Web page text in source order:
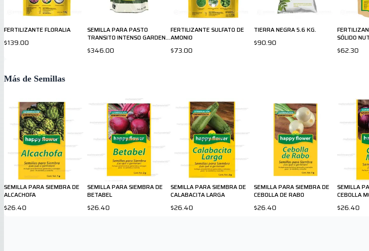
FERTILIZANTE FLORALIA
$139.00
SEMILLA PARA PASTO
TRANSITO INTENSO GARDENS
$346.00
FERTILIZANTE SULFATO DE
AMONIO
$73.00
TIERRA NEGRA 5.6 KG.
$90.90
SÓLIDO
$62.30
Más de Semillas
SEMILLA PARA SIEMBRA DE
ALCACHOFA
$26.40
SEMILLA PARA SIEMBRA DE
BETABEL
$26.40
SEMILLA PARA SIEMBRA DE
CALABACITA LARGA
$26.40
SEMILLA PARA SIEMBRA DE
CEBOLLA DE RABO
$26.40
SEMILLA
CEBOLLA
$26.40